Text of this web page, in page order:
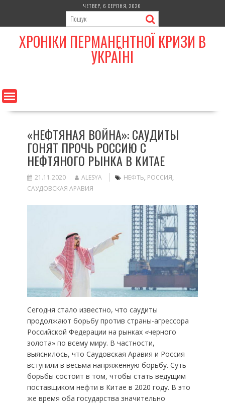
content
ЧЕТВЕР, 6 СЕРПНЯ, 2026
ХРОНІКИ ПЕРМАНЕНТНОЇ КРИЗИ В
УКРАЇНІ
«НЕФТЯНАЯ ВОЙНА»: САУДИТЫ
ГОНЯТ ПРОЧЬ РОССИЮ С
НЕФТЯНОГО РЫНКА В КИТАЕ
21.11.2020 ALESYA НЕФТЬ, РОССИЯ,
САУДОВСКАЯ АРАВИЯ
Сегодня стало известно, что саудиты
продолжают борьбу против страны-агрессора
Российской Федерации на рынках «черного
золота» по всему миру. В частности,
выяснилось, что Саудовская Аравия и Россия
вступили в весьма напряженную борьбу. Суть
борьбы состоит в том, чтобы стать ведущим
поставщиком нефти в Китае в 2020 году. В это
же время оба государства значительно